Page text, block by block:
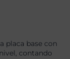
placa base con
contando